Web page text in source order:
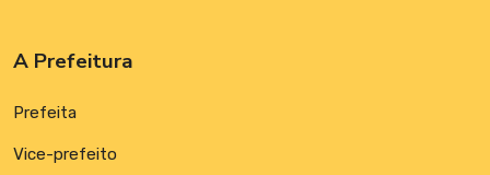
A Prefeitura
Prefeita
Vice-prefeito